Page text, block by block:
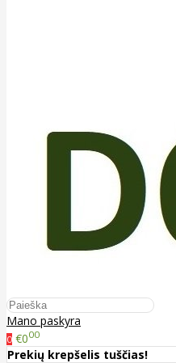
Mano paskyra
0 €000
Prekių krepšelis tuščias!